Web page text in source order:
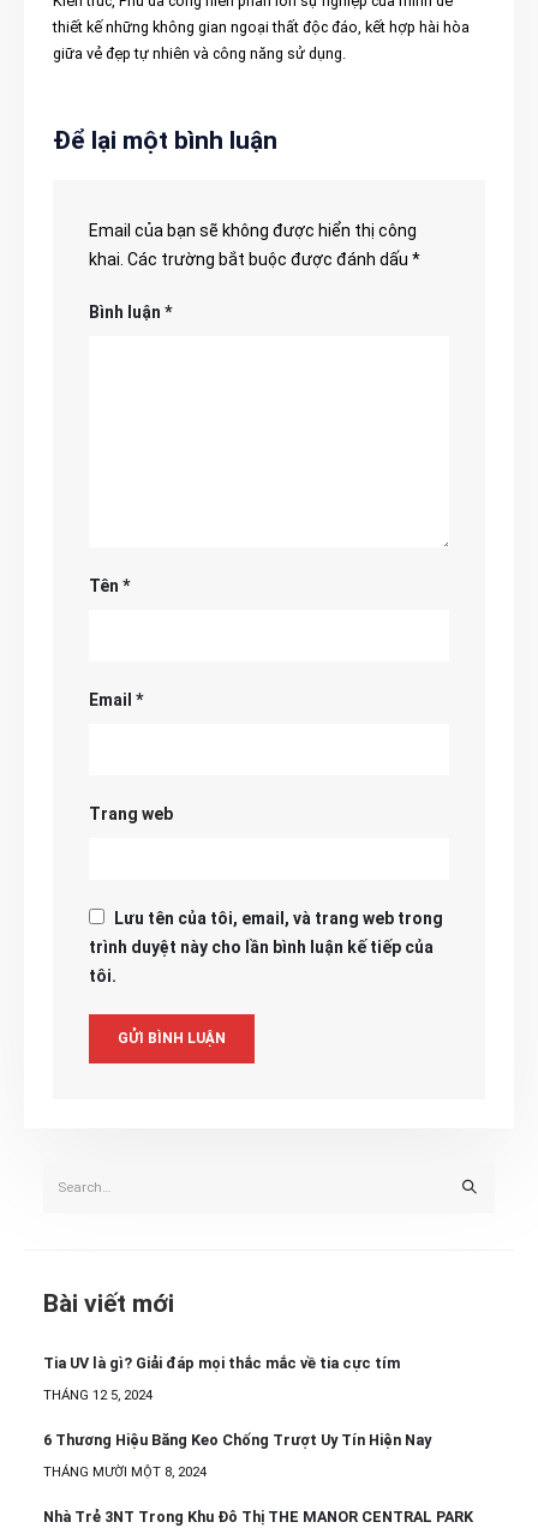
thiết kế những không gian ngoại thất độc đáo, kết hợp hài hòa
giữa vẻ đẹp tự nhiên và công năng sử dụng.
Để lại một bình luận
Email của bạn sẽ không được hiển thị công
khai. Các trường bắt buộc được đánh dấu *
Bình luận *
Tên *
Email *
Trang web
Lưu tên của tôi, email, và trang web trong
trình duyệt này cho lần bình luận kế tiếp của
tôi.
Bài viết mới
Tia UV là gì? Giải đáp mọi thắc mắc về tia cực tím
THÁNG 12 5, 2024
6 Thương Hiệu Băng Keo Chống Trượt Uy Tín Hiện Nay
THÁNG MƯỜI MỘT 8, 2024
Nhà Trẻ 3NT Trong Khu Đô Thị THE MANOR CENTRAL PARK